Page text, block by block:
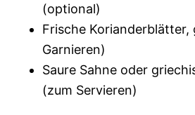
(optional)
Frische Korianderblätter,
Garnieren)
Saure Sahne oder
(zum Servieren)